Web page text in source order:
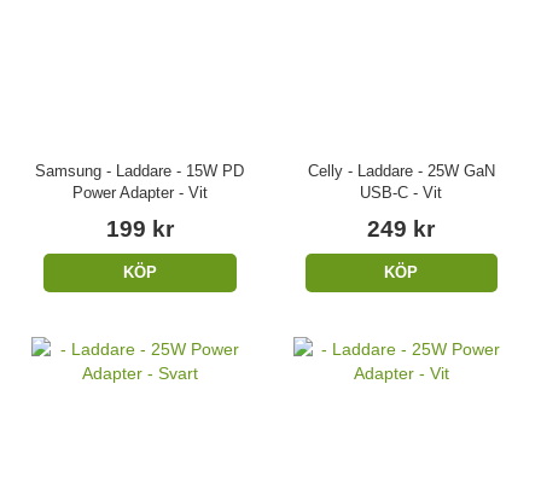
Samsung - Laddare - 15W PD
Power Adapter - Vit
199 kr
KÖP
Celly - Laddare - 25W GaN
USB-C - Vit
249 kr
KÖP